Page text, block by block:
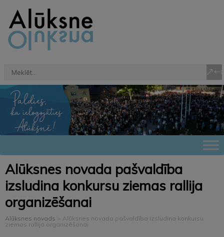
Alūksnes novada pašvaldība
izsludina konkursu ziemas rallija
organizēšanai
Alūksnes novads > Alūksnes novada pašvaldība izsludina konkursu
ziemas rallija organizēšanai